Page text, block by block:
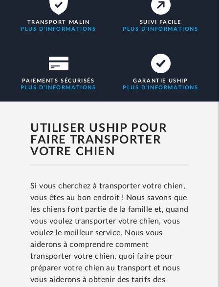
TRANSPORT MALIN
PLUS D'INFORMATIONS
SUIVI FACILE
PLUS D'INFORMATIONS
PAIEMENTS SÉCURISÉS
PLUS D'INFORMATIONS
GARANTIE USHIP
PLUS D'INFORMATIONS
UTILISER USHIP POUR
FAIRE TRANSPORTER
VOTRE CHIEN
Si vous cherchez à transporter votre chien,
vous êtes au bon endroit ! Nous savons que
les chiens font partie de la famille et, quand
vous voulez transporter votre chien, vous
voulez le meilleur service. Nous vous
aiderons à comprendre comment
transporter votre chien, quoi faire pour
préparer votre chien au transport et nous
vous aiderons à obtenir des tarifs des